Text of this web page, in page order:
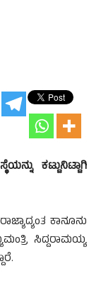
ಕಟ್ಟುನಿಟ್ಟಾಗಿ
ಕಾನೂನು
ಸಿದ್ದರಾಮಯ್ಯ